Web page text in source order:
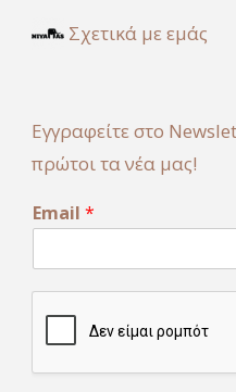
Σχετικά με εμάς
Εγγραφείτε στο
πρώτοι τα νέα μας!
E
m
i
l
a
Email *